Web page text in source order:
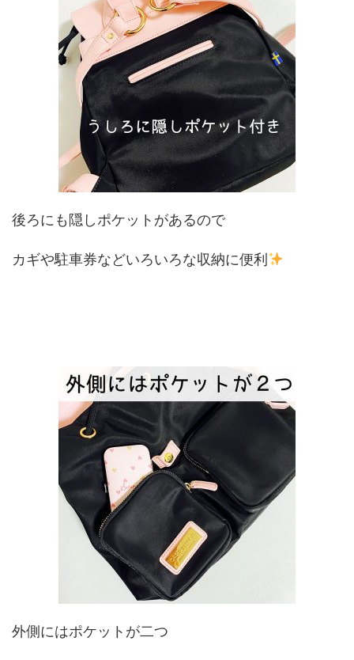
後ろにも隠しポケットがあるので
カギや駐車券などいろいろな収納に便利
外側にはポケットが二つ